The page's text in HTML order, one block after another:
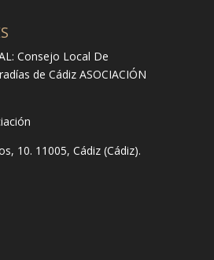
Consejo Local De
de Cádiz ASOCIACIÓN
10. 11005, Cádiz (Cádiz).